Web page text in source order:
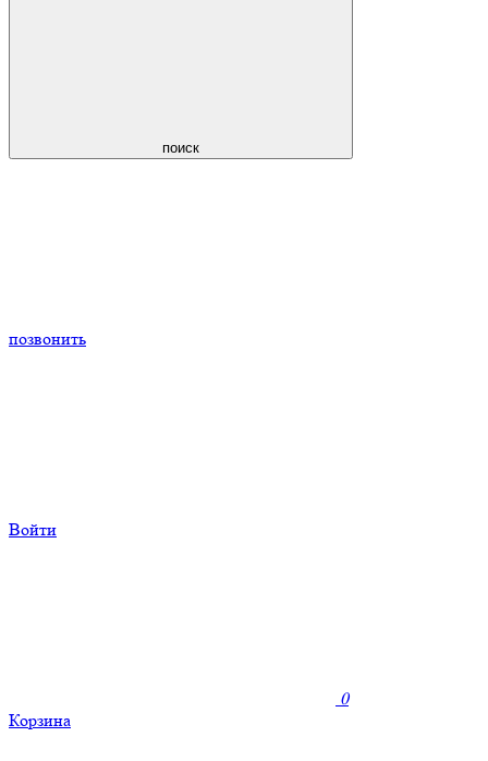
поиск
позвонить
Войти
0
Корзина